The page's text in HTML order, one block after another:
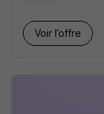
Voir l’offre